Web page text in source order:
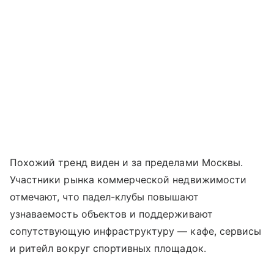
Похожий тренд виден и за пределами Москвы.
Участники рынка коммерческой недвижимости
отмечают, что падел-клубы повышают
узнаваемость объектов и поддерживают
сопутствующую инфраструктуру — кафе, сервисы
и ритейл вокруг спортивных площадок.